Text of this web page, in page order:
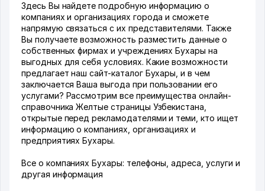
Здесь Вы найдете подробную информацию о
компаниях и организациях города и сможете
напрямую связаться с их представителями. Также
Вы получаете возможность разместить данные о
собственных фирмах и учреждениях Бухары на
выгодных для себя условиях. Какие возможности
предлагает наш сайт-каталог Бухары, и в чем
заключается Ваша выгода при пользовании его
услугами? Рассмотрим все преимущества онлайн-
справочника Желтые страницы Узбекистана,
открытые перед рекламодателями и теми, кто ищет
информацию о компаниях, организациях и
предприятиях Бухары.
Все о компаниях Бухары: телефоны, адреса, услуги и
другая информация